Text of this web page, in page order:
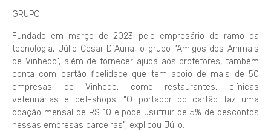
GRUPO
Fundado em março de 2023 pelo empresário do ramo da
tecnologia, Júlio Cesar D´Auria, o grupo “Amigos dos Animais
de Vinhedo”, além de fornecer ajuda aos protetores, também
conta com cartão fidelidade que tem apoio de mais de 50
empresas de Vinhedo, como restaurantes, clínicas
veterinárias e pet-shops. “O portador do cartão faz uma
doação mensal de R$ 10 e pode usufruir de 5% de descontos
nessas empresas parceiras”, explicou Júlio.